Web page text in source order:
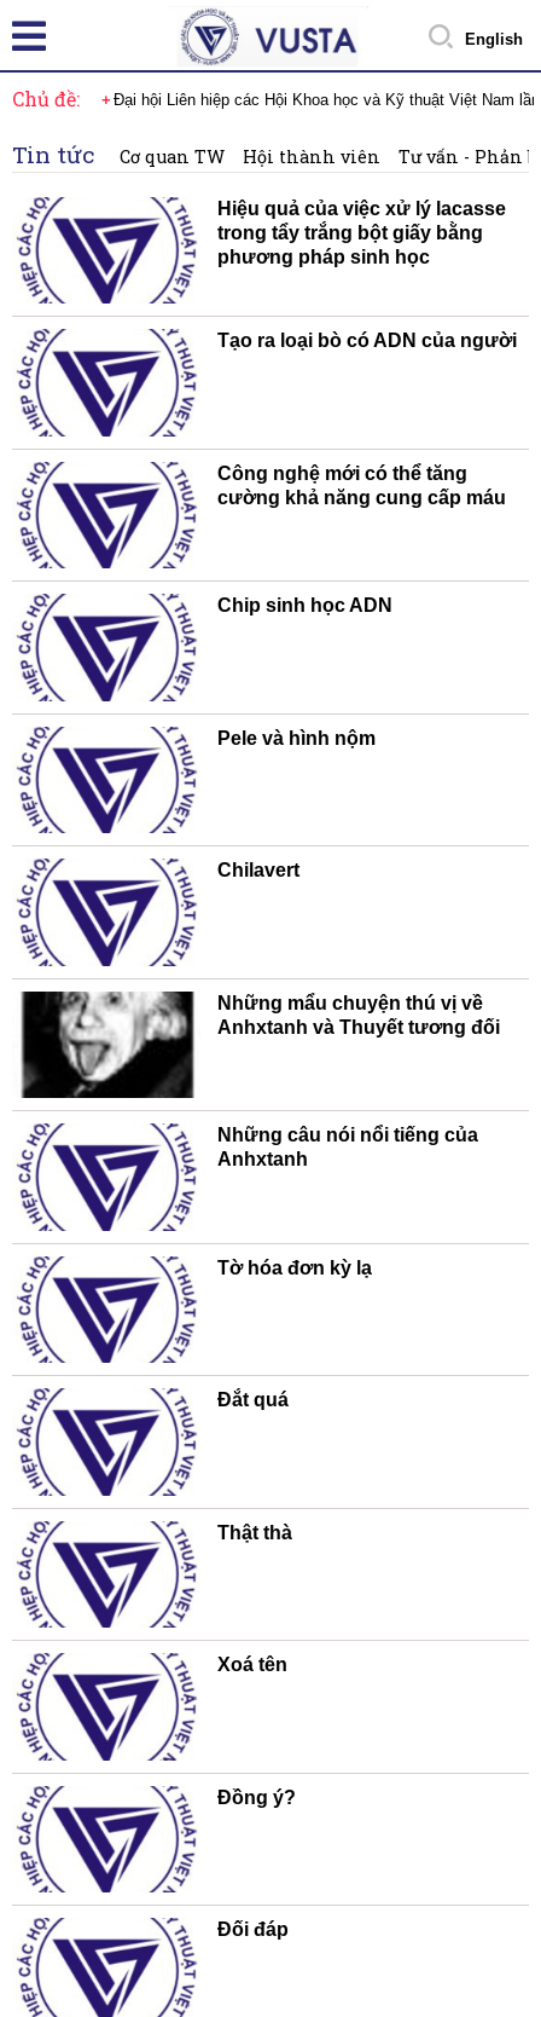
English
Chủ đề: Đại hội Liên hiệp các Hội Khoa học và Kỹ thuật Việt Nam
Tin tức Cơ quan TW Hội thành viên Tư vấn - Phản
Hiệu quả của việc xử lý lacasse
trong tẩy trắng bột giấy bằng
phương pháp sinh học
Tạo ra loại bò có ADN của người
Công nghệ mới có thể tăng
cường khả năng cung cấp máu
Chip sinh học ADN
Pele và hình nộm
Chilavert
Những mẩu chuyện thú vị về
Anhxtanh và Thuyết tương đối
Những câu nói nổi tiếng của
Anhxtanh
Tờ hóa đơn kỳ lạ
Đắt quá
Thật thà
Xoá tên
Đồng ý?
Đối đáp